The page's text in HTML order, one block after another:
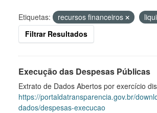
Etiquetas: recursos financeiros
Filtrar Resultados
Execução das Despesas Públicas
Extrato de Dados Abertos por exercício
https://portaldatransparencia.gov.br/
dados/despesas-execucao